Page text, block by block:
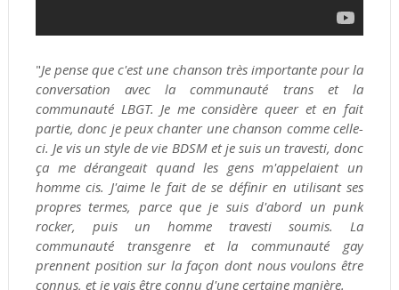
"Je pense que c'est une chanson très importante pour la
conversation avec la communauté trans et la
communauté LBGT. Je me considère queer et en fait
partie, donc je peux chanter une chanson comme celle-
ci. Je vis un style de vie BDSM et je suis un travesti, donc
ça me dérangeait quand les gens m'appelaient un
homme cis. J'aime le fait de se définir en utilisant ses
propres termes, parce que je suis d'abord un punk
rocker, puis un homme travesti soumis. La
communauté transgenre et la communauté gay
prennent position sur la façon dont nous voulons être
connus, et je vais être connu d'une certaine manière.